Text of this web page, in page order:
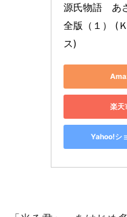
源氏物語　あ
全版（１） (
ス)
楽天
Yahoo!シ